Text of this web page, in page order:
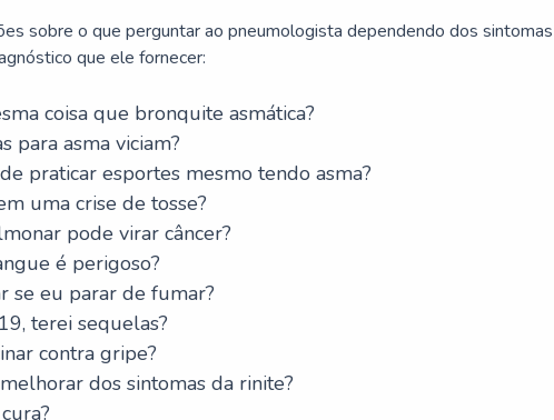
sobre o que perguntar ao pneumologista dependendo dos sintomas
que ele fornecer:
coisa que bronquite asmática?
para asma viciam?
praticar esportes mesmo tendo asma?
uma crise de tosse?
pode virar câncer?
é perigoso?
se eu parar de fumar?
terei sequelas?
contra gripe?
dos sintomas da rinite?